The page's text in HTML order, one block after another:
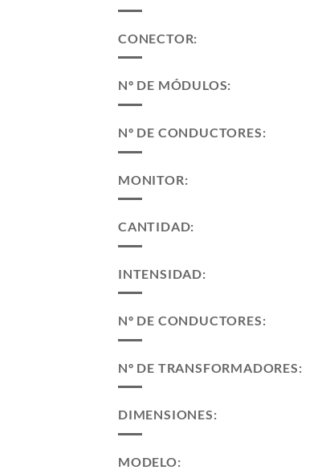
CONECTOR:
Nº DE MÓDULOS:
Nº DE CONDUCTORES:
MONITOR:
CANTIDAD:
INTENSIDAD:
Nº DE CONDUCTORES:
Nº DE TRANSFORMADORES:
DIMENSIONES:
MODELO: